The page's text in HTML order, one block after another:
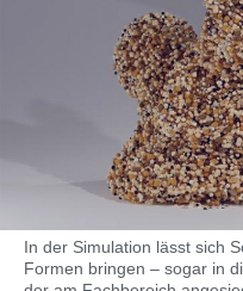
In der Simulation lässt sich
Formen bringen – sogar in